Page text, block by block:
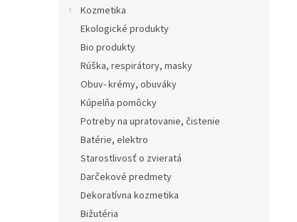
Kozmetika
Ekologické produkty
Bio produkty
Rúška, respirátory, masky
Obuv- krémy, obuváky
Kúpelňa pomôcky
Potreby na upratovanie, čistenie
Batérie, elektro
Starostlivosť o zvieratá
Darčekové predmety
Dekoratívna kozmetika
Bižutéria